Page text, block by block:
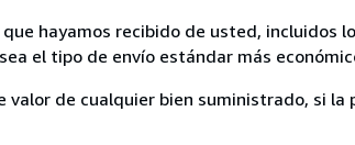
hayamos recibido de usted, incluidos
el tipo de envío estándar más
de cualquier bien suministrado, si